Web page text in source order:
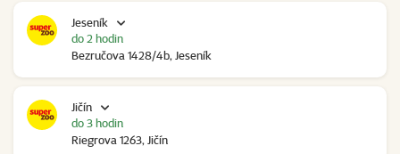
Jeseník
Bezručova 1428/4b, Jeseník
do 2 hodin
Jičín
Riegrova 1263, Jičín
do 3 hodin